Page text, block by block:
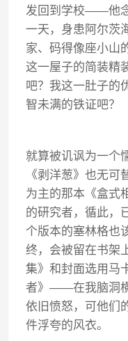
发回到学校——他
一天，身患阿尔茨
家、码得像座小山
这一屋子的简装精
吧？我这一肚子的
智未满的铁证吧？
就算被讥讽为一个
《剥洋葱》也无
为主的那本《盒式
的研究者，循此，
个版本的塞林格也
终，会被留在书架
集》和封面选用马
者》——在我脑洞
依旧愤怒，可他们
件浮夸的风衣。